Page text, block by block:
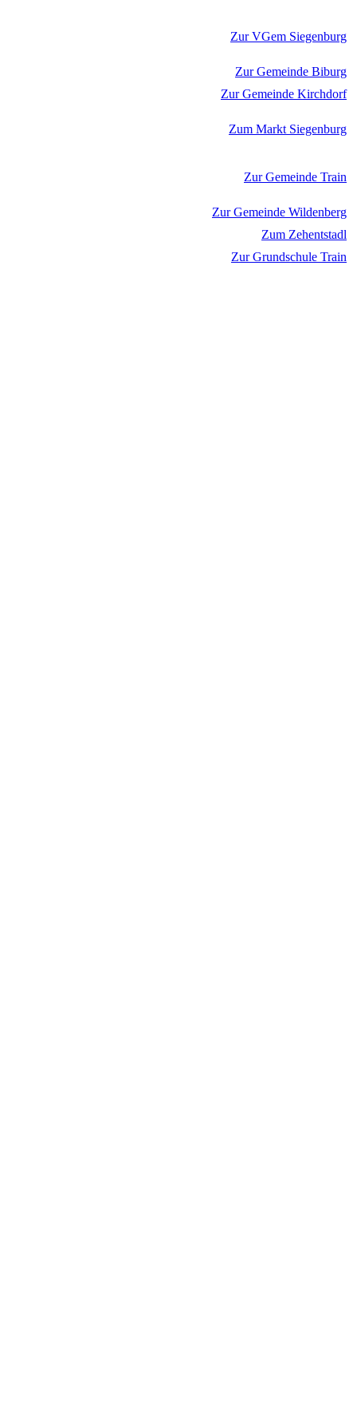
Zur VGem Siegenburg
Zur Gemeinde Biburg
Zur Gemeinde Kirchdorf
Zum Markt Siegenburg
Zur Gemeinde Train
Zur Gemeinde Wildenberg
Zum Zehentstadl
Zur Grundschule Train